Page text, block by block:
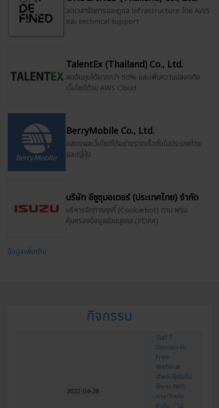
ลดเวลาจัดการและดูแล infrastructure โดย AWS
และ technical support
TalentEx (Thailand) Co., Ltd.
ลดต้นทุนได้มากกว่า 50% และเพิ่มความปลอดภัย
เว็บไซต์ด้วย AWS Cloud
BerryMobile Co., Ltd.
แสดงผลเว็บไซต์ได้อย่างรวดเร็วทั้งในประเทศไทย
และญี่ปุ่น
บริษัท อีซูซุมอเตอร์ (ประเทศไทย) จำกัด
บริหารจัดการคุกกี้ (Cookiebot) ตาม พรบ.
คุ้มครองข้อมูลส่วนบุคคล (PDPA)
ข้อมูลเพิ่มเติม
กิจกรรม
2022-04-28
วันที่ 7
มิถุนายน จัด
Free
Webinar
สำหรับผู้เริ่มต้น
ใช้งาน AWS
ภาษาไทยใน
หัวข้อ : “วิธี